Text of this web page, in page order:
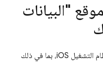
"البيانات
يضع Xcode العناصر المترجَمة لنظام التشغيل iOS، بما في ذلك